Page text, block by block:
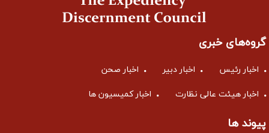
گروه‌های خبری
اخبار رئیس اخبار دبیر اخبار صحن
اخبار هیئت عالی نظارت اخبار کمیسیون ها
پیوند ها